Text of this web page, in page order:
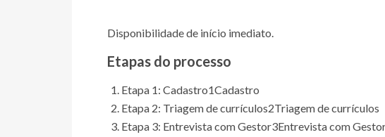
Disponibilidade de início imediato.
Etapas do processo
Etapa 1: Cadastro1Cadastro
Etapa 2: Triagem de currículos2Triagem de currículos
Etapa 3: Entrevista com Gestor3Entrevista com